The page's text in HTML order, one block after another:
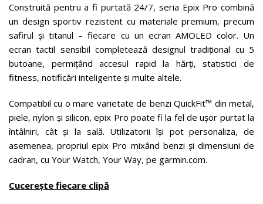
Construită pentru a fi purtată 24/7, seria Epix Pro combină
un design sportiv rezistent cu materiale premium, precum
safirul și titanul – fiecare cu un ecran AMOLED color. Un
ecran tactil sensibil completează designul tradițional cu 5
butoane, permițând accesul rapid la hărți, statistici de
fitness, notificări inteligente și multe altele.
Compatibil cu o mare varietate de benzi QuickFit™ din metal,
piele, nylon și silicon, epix Pro poate fi la fel de ușor purtat la
întâlniri, cât și la sală. Utilizatorii își pot personaliza, de
asemenea, propriul epix Pro mixând benzi și dimensiuni de
cadran, cu Your Watch, Your Way, pe garmin.com.
Cucerește fiecare clipă